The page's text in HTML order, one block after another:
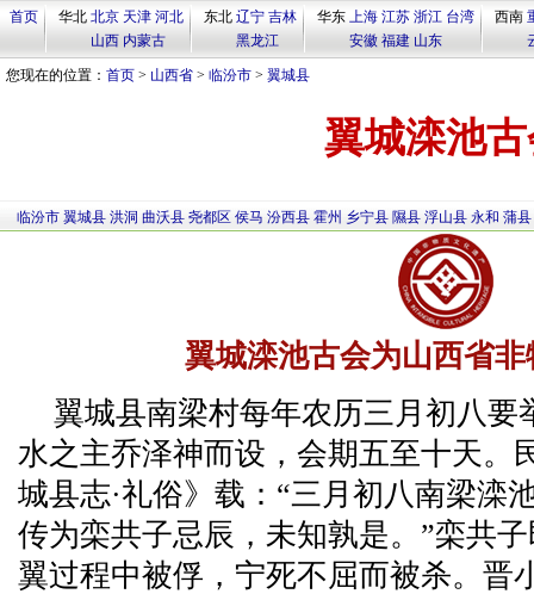
首页 华北 北京 天津 河北
山西 内蒙古
东北 辽宁 吉林
黑龙江
华东 上海 江苏 浙江 台湾
安徽 福建 山东
西南
您现在的位置： 首页 > 山西省 > 临汾市 > 翼城县
翼城滦池
临汾市 翼城县 洪洞 曲沃县 尧都区 侯马 汾西县 霍州 乡宁县 隰县 浮山县 永和 蒲县
翼城滦池古会为山西省
翼城县南梁村每年农历三月初八要
水之主乔泽神而设，会期五至十天。
城县志·礼俗》载：“三月初八南梁滦
传为栾共子忌辰，未知孰是。”栾共
翼过程中被俘，宁死不屈而被杀。晋